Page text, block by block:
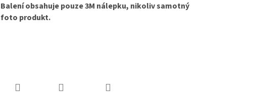
Balení obsahuje pouze 3M nálepku, nikoliv samotný
foto produkt.